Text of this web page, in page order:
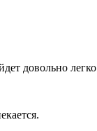
довольно легко